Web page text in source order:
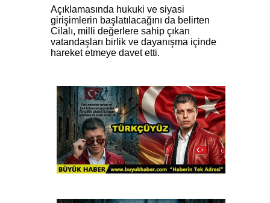
Açıklamasında hukuki ve siyasi
girişimlerin başlatılacağını da belirten
Cilalı, milli değerlere sahip çıkan
vatandaşları birlik ve dayanışma içinde
hareket etmeye davet etti.